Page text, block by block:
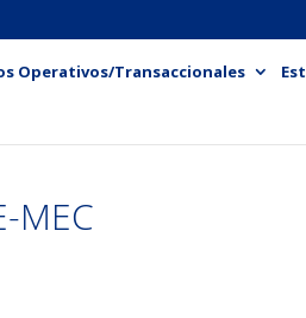
Operativos/Transaccionales
MEC